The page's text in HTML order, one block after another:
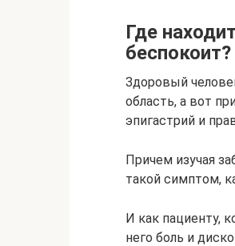
Где
беспокоит?
Здоровый
область, а вот
эпигастрий и
Причем изучая
такой симптом,
И как пациенту,
него боль и